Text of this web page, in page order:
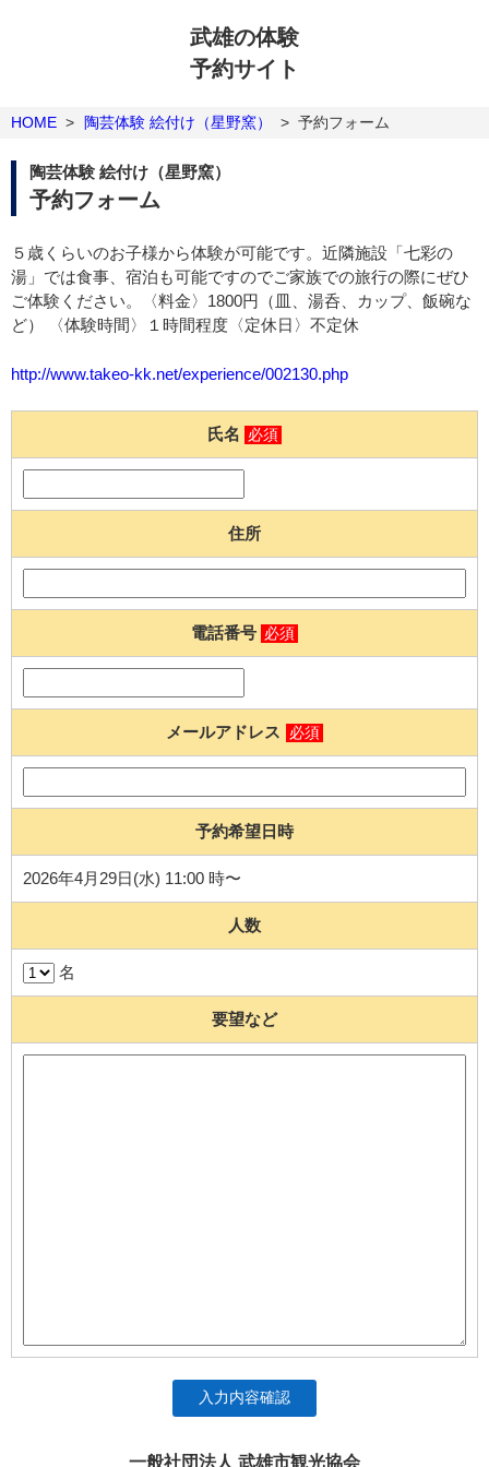
武雄の体験
予約サイト
HOME > 陶芸体験 絵付け（星野窯） > 予約フォーム
陶芸体験 絵付け（星野窯）
予約フォーム
５歳くらいのお子様から体験が可能です。近隣施設「七彩の
湯」では食事、宿泊も可能ですのでご家族での旅行の際にぜひ
ご体験ください。〈料金〉1800円（皿、湯呑、カップ、飯碗な
ど） 〈体験時間〉１時間程度〈定休日〉不定休
http://www.takeo-kk.net/experience/002130.php
氏名 必須
住所
電話番号 必須
メールアドレス 必須
予約希望日時
2026年4月29日(水) 11:00 時〜
人数
名
要望など
入力内容確認
一般社団法人 武雄市観光協会